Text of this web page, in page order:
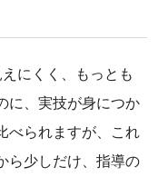
にくく、もっとも
に、実技が身につか
べられますが、これ
ら少しだけ、指導の